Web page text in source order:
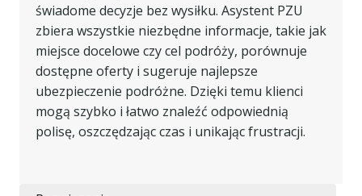
świadome decyzje bez wysiłku. Asystent PZU
zbiera wszystkie niezbędne informacje, takie jak
miejsce docelowe czy cel podróży, porównuje
dostępne oferty i sugeruje najlepsze
ubezpieczenie podróżne. Dzięki temu klienci
mogą szybko i łatwo znaleźć odpowiednią
polisę, oszczędzając czas i unikając frustracji.